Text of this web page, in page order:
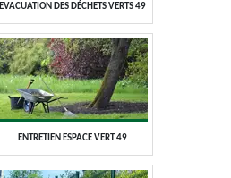
EVACUATION DES DÉCHETS VERTS 49
ENTRETIEN ESPACE VERT 49